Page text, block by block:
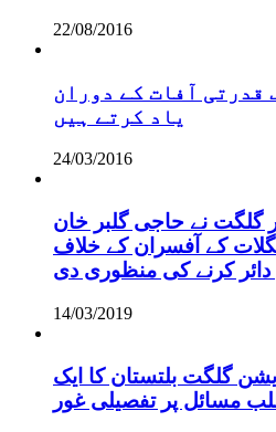
22/08/2016
قدرتی آفات کے دوران
یاد کرتے ہیں
24/03/2016
گلگت نے حاجی گلبر خان
کے آفسران کے خلاف
کرنے کی منظوری دی
14/03/2019
گلگت بلتستان کا ایک
مسائل پر تفصیلی غور